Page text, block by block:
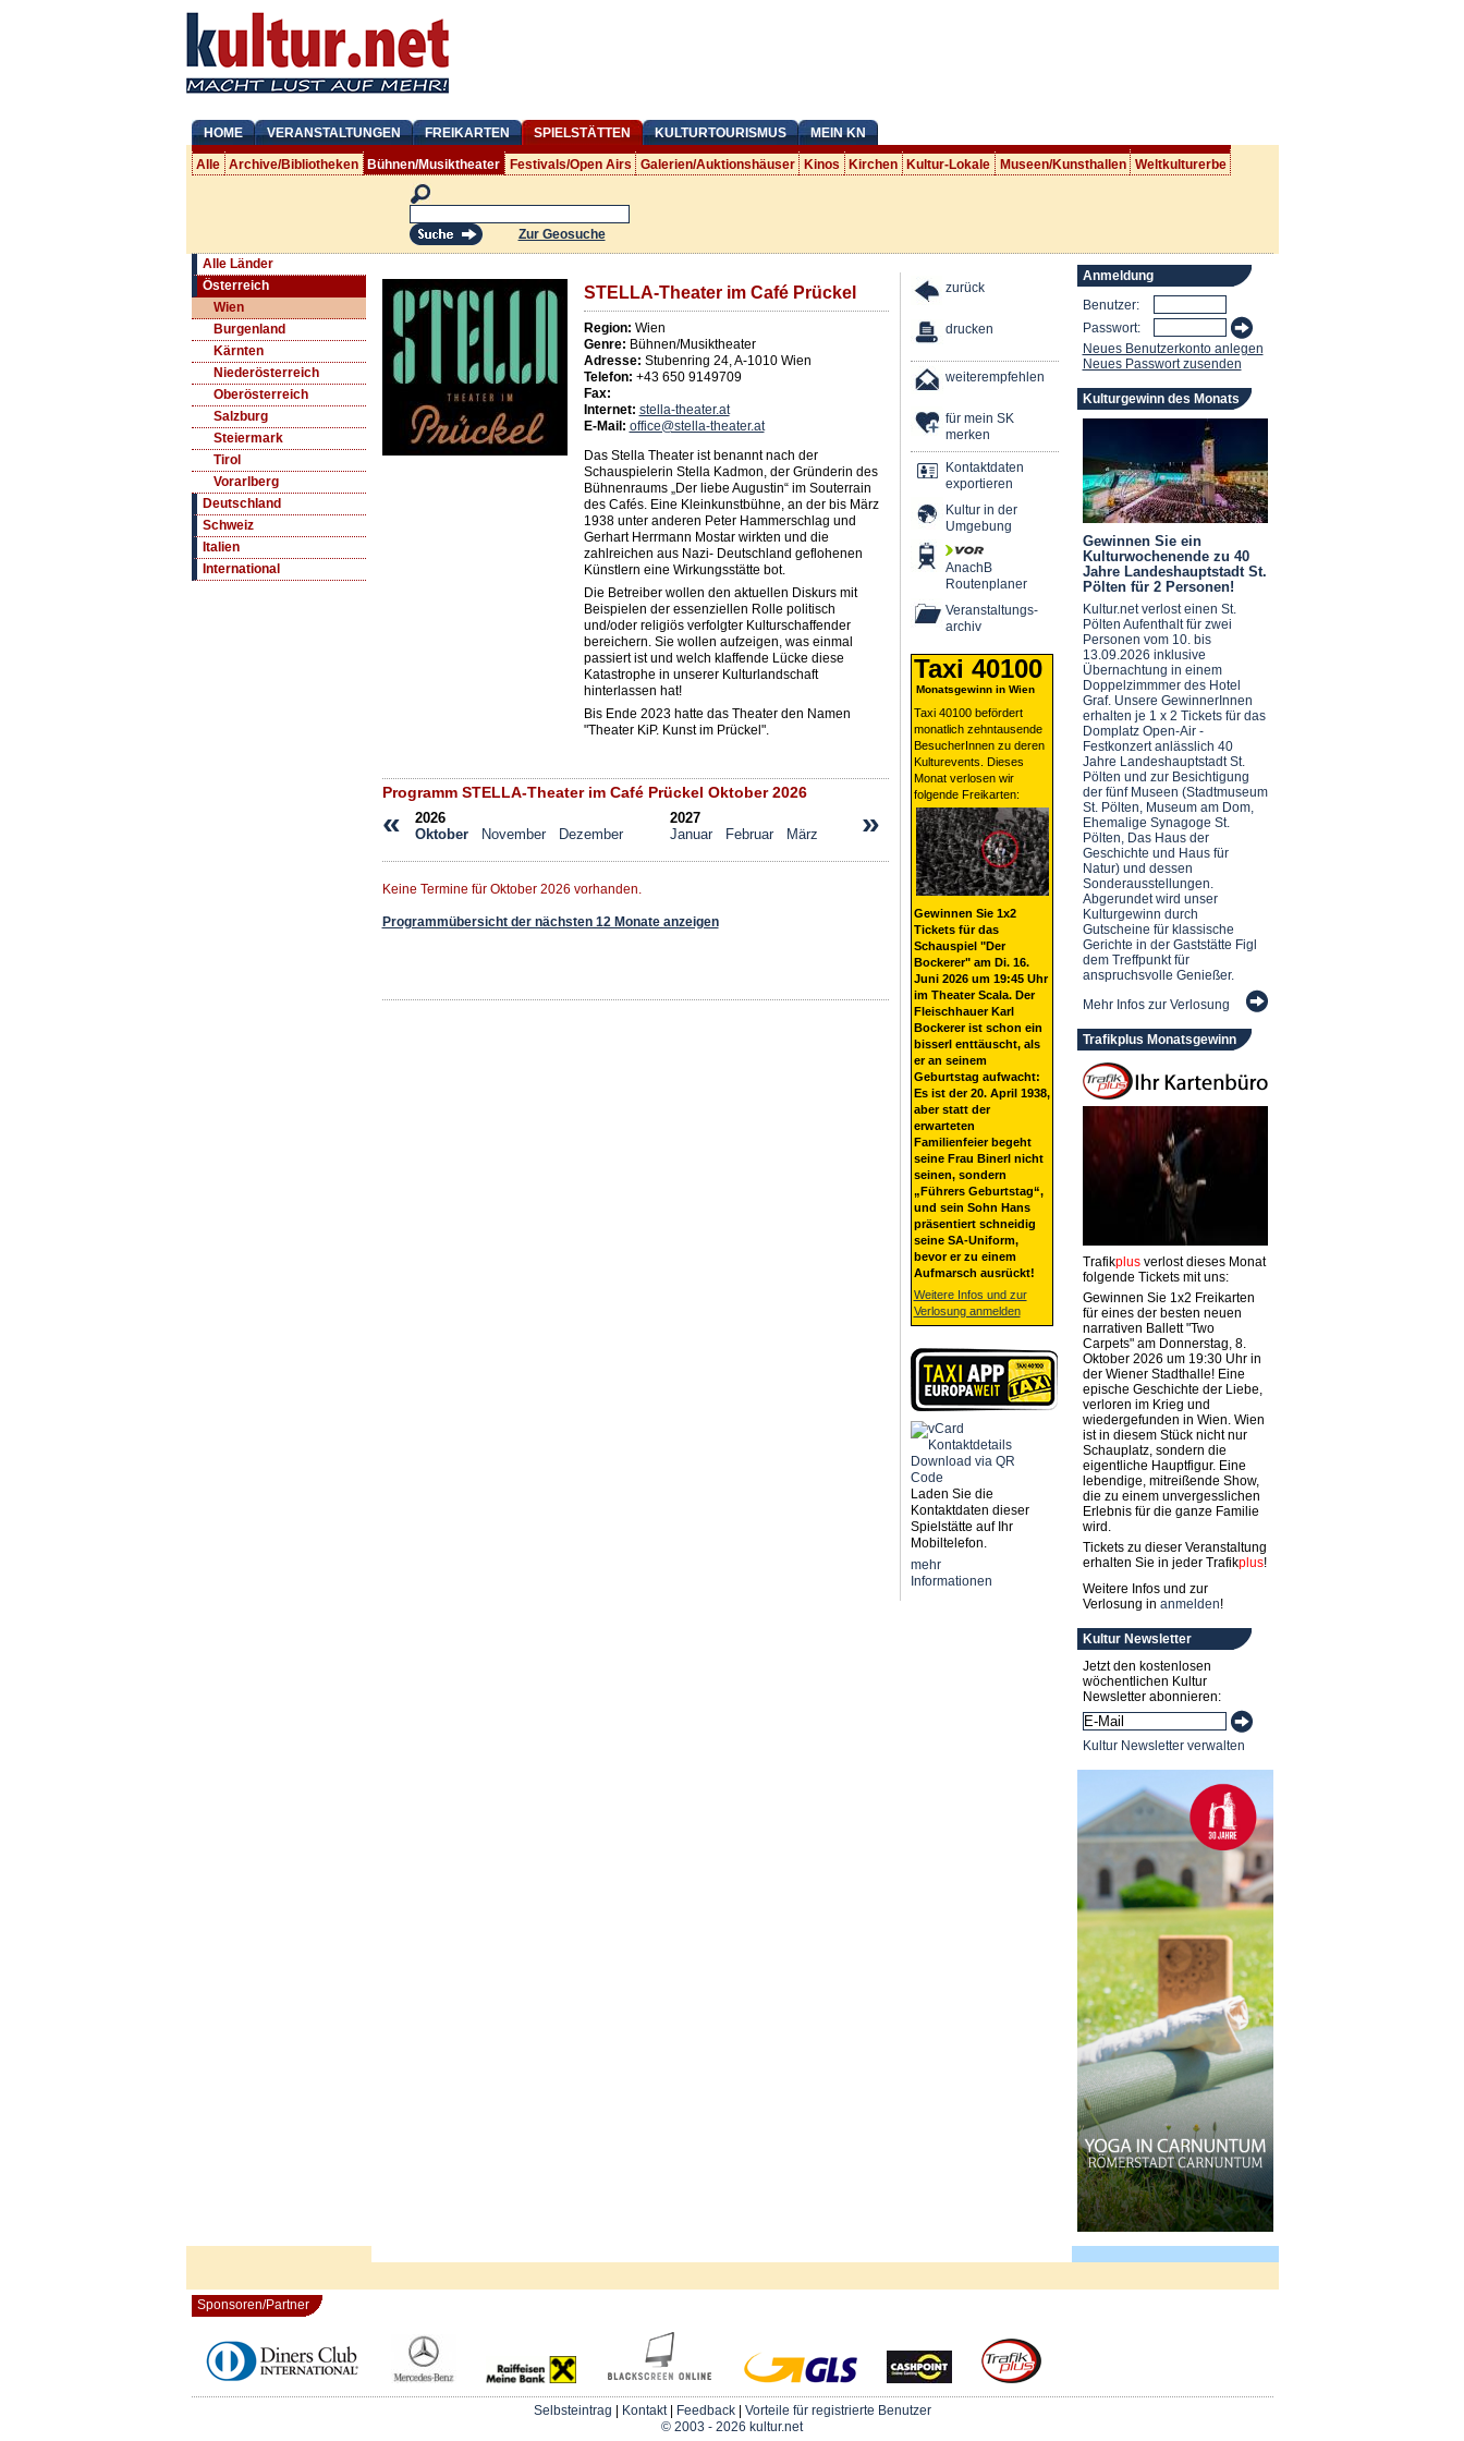
HOME VERANSTALTUNGEN FREIKARTEN SPIELSTÄTTEN KULTURTOURISMUS MEIN KN
Alle Archive/Bibliotheken Bühnen/Musiktheater Festivals/Open Airs Galerien/Auktionshäuser Kinos Kirchen Kultur-Lokale Museen/Kunsthallen Weltkulturerbe
Zur Geosuche
Alle Länder
Österreich
Wien
Burgenland
Kärnten
Niederösterreich
Oberösterreich
Salzburg
Steiermark
Tirol
Vorarlberg
Deutschland
Schweiz
Italien
International
STELLA-Theater im Café Prückel
Region: Wien
Genre: Bühnen/Musiktheater
Adresse: Stubenring 24,A-1010 Wien
Telefon: +43 650 9149709
Fax:
Internet: stella-theater.at
E-Mail: office@stella-theater.at
Das Stella Theater ist benannt nach der
Schauspielerin Stella Kadmon, der Gründerin des
Bühnenraums „Der liebe Augustin“ im Souterrain
des Cafés. Eine Kleinkunstbühne, an der bis März
1938 unter anderen Peter Hammerschlag und
Gerhart Herrmann Mostar wirkten und die
zahlreichen aus Nazi- Deutschland geflohenen
Künstlern eine Wirkungsstätte bot.
Die Betreiber wollen den aktuellen Diskurs mit
Beispielen der essenziellen Rolle politisch
und/oder religiös verfolgter Kulturschaffender
bereichern. Sie wollen aufzeigen, was einmal
passiert ist und welch klaffende Lücke diese
Katastrophe in unserer Kulturlandschaft
hinterlassen hat!
Bis Ende 2023 hatte das Theater den Namen
"Theater KiP. Kunst im Prückel".
Programm STELLA-Theater im Café Prückel Oktober 2026
« »
2026
Oktober
November Dezember
2027
Januar
Februar März
Keine Termine für Oktober 2026 vorhanden.
Programmübersicht der nächsten 12 Monate anzeigen
zurück
drucken
weiterempfehlen
für mein SK
merken
Kontaktdaten
exportieren
Kultur in der
Umgebung
AnachB
Routenplaner
Veranstaltungs-
archiv
Taxi 40100
Monatsgewinn in Wien
Taxi 40100 befördert
monatlich zehntausende
BesucherInnen zu deren
Kulturevents. Dieses
Monat verlosen wir
folgende Freikarten:
Gewinnen Sie 1x2
Tickets für das
Schauspiel "Der
Bockerer" am Di. 16.
Juni 2026 um 19:45 Uhr
im Theater Scala. Der
Fleischhauer Karl
Bockerer ist schon ein
bisserl enttäuscht, als
er an seinem
Geburtstag aufwacht:
Es ist der 20. April 1938,
aber statt der
erwarteten
Familienfeier begeht
seine Frau Binerl nicht
seinen, sondern
„Führers Geburtstag“,
und sein Sohn Hans
präsentiert schneidig
seine SA-Uniform,
bevor er zu einem
Aufmarsch ausrückt!
Weitere Infos und zur
Verlosung anmelden
Laden Sie die
Kontaktdaten dieser
Spielstätte auf Ihr
Mobiltelefon.
mehr
Informationen
Anmeldung
Benutzer:
Passwort:
Neues Benutzerkonto anlegen
Neues Passwort zusenden
Kulturgewinn des Monats
Gewinnen Sie ein
Kulturwochenende zu 40
Jahre Landeshauptstadt St.
Pölten für 2 Personen!
Kultur.net verlost einen St.
Pölten Aufenthalt für zwei
Personen vom 10. bis
13.09.2026 inklusive
Übernachtung in einem
Doppelzimmmer des Hotel
Graf. Unsere GewinnerInnen
erhalten je 1 x 2 Tickets für das
Domplatz Open-Air -
Festkonzert anlässlich 40
Jahre Landeshauptstadt St.
Pölten und zur Besichtigung
der fünf Museen (Stadtmuseum
St. Pölten, Museum am Dom,
Ehemalige Synagoge St.
Pölten, Das Haus der
Geschichte und Haus für
Natur) und dessen
Sonderausstellungen.
Abgerundet wird unser
Kulturgewinn durch
Gutscheine für klassische
Gerichte in der Gaststätte Figl
dem Treffpunkt für
anspruchsvolle Genießer.
Mehr Infos zur Verlosung
Trafikplus Monatsgewinn
Trafikplusverlost dieses Monat
folgende Tickets mit uns:
Gewinnen Sie 1x2 Freikarten
für eines der besten neuen
narrativen Ballett "Two
Carpets" am Donnerstag, 8.
Oktober 2026 um 19:30 Uhr in
der Wiener Stadthalle! Eine
epische Geschichte der Liebe,
verloren im Krieg und
wiedergefunden in Wien. Wien
ist in diesem Stück nicht nur
Schauplatz, sondern die
eigentliche Hauptfigur. Eine
lebendige, mitreißende Show,
die zu einem unvergesslichen
Erlebnis für die ganze Familie
wird.
Tickets zu dieser Veranstaltung
erhalten Sie in jeder Trafikplus!
Weitere Infos und zur
Verlosung in anmelden!
Kultur Newsletter
Jetzt den kostenlosen
wöchentlichen Kultur
Newsletter abonnieren:
Kultur Newsletter verwalten
Sponsoren/Partner
Selbsteintrag Kontakt| Feedback| Vorteile für registrierte Benutzer
© 2003 - 2026 kultur.net